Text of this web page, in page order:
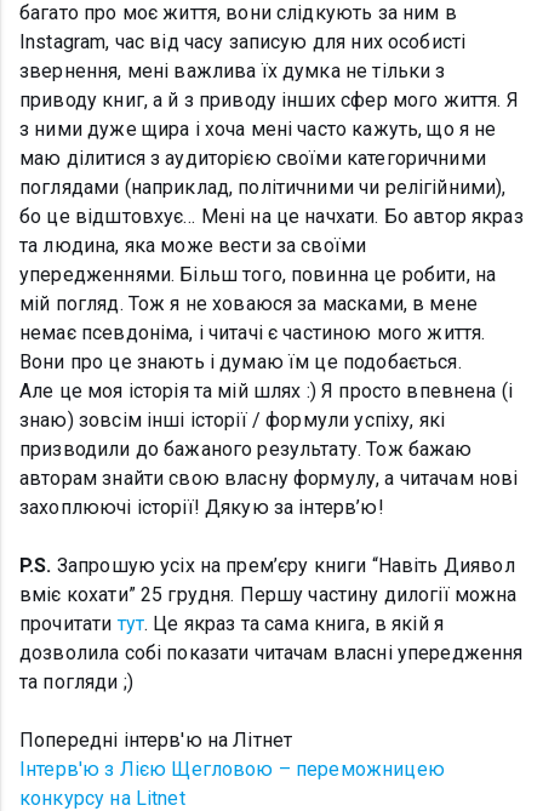
багато про моє життя, вони слідкують за ним в
Instagram, час від часу записую для них особисті
звернення, мені важлива їх думка не тільки з
приводу книг, а й з приводу інших сфер мого життя. Я
з ними дуже щира і хоча мені часто кажуть, що я не
маю ділитися з аудиторією своїми категоричними
поглядами (наприклад, політичними чи релігійними),
бо це відштовхує… Мені на це начхати. Бо автор якраз
та людина, яка може вести за своїми
упередженнями. Більш того, повинна це робити, на
мій погляд. Тож я не ховаюся за масками, в мене
немає псевдоніма, і читачі є частиною мого життя.
Вони про це знають і думаю їм це подобається.
Але це моя історія та мій шлях :) Я просто впевнена (і
знаю) зовсім інші історії / формули успіху, які
призводили до бажаного результату. Тож бажаю
авторам знайти свою власну формулу, а читачам нові
захоплюючі історії! Дякую за інтерв’ю!
P.S. Запрошую усіх на прем’єру книги “Навіть Диявол
вміє кохати” 25 грудня. Першу частину дилогії можна
прочитатитут. Це якраз та сама книга, в якій я
дозволила собі показати читачам власні упередження
та погляди ;)
Попередні інтерв'ю на Літнет
Інтерв'ю з Лією Щегловою – переможницею
конкурсу на Litnet